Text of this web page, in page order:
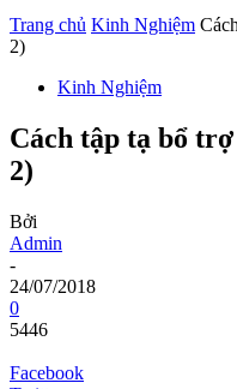
Trang chủ Kinh Nghiệm
2)
Kinh Nghiệm
Cách tập tạ bổ
2)
Bởi
Admin
-
24/07/2018
0
5446
Facebook